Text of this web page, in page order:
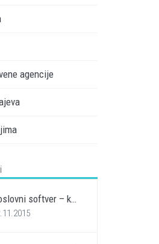
agencije
softver – k…